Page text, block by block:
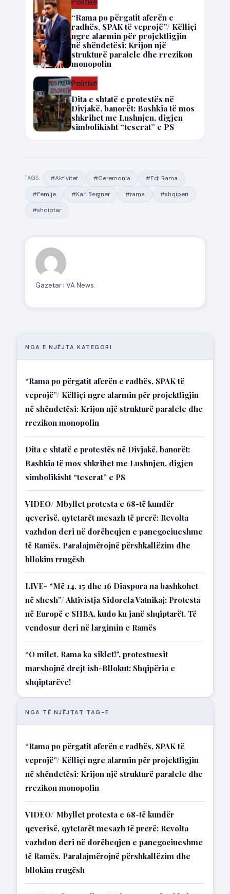
“Rama po përgatit aferën e
radhës, SPAK të veprojë”/ Këlliçi
ngre alarmin për projektligjin
në shëndetësi: Krijon një
strukturë paralele dhe rrezikon
monopolin
Politikë
Dita e shtatë e protestës në
Divjakë, banorët: Bashkia të mos
shkrihet me Lushnjen, digjen
simbolikisht “teserat” e PS
TAGS: #Aktivitet #Ceremonia #Edi Rama
#Femije #Karl Bergner #rama #shqiperi
#shqiptar
Gazetar i VA News.
NGA E NJËJTA KATEGORI
“Rama po përgatit aferën e radhës, SPAK të
veprojë”/ Këlliçi ngre alarmin për projektligjin
në shëndetësi: Krijon një strukturë paralele dhe
rrezikon monopolin
Dita e shtatë e protestës në Divjakë, banorët:
Bashkia të mos shkrihet me Lushnjen, digjen
simbolikisht “teserat” e PS
VIDEO/ Mbyllet protesta e 68-të kundër
qeverisë, qytetarët mesazh të prerë: Revolta
vazhdon deri në dorëheqjen e panegociueshme
të Ramës. Paralajmërojnë përshkallëzim dhe
bllokim rrugësh
LIVE- “Më 14, 15 dhe 16 Diaspora na bashkohet
në shesh”/ Aktivistja Sidorela Vatnikaj: Protesta
në Europë e SHBA, kudo ku janë shqiptarët. Të
vendosur deri në largimin e Ramës
“O milet, Rama ka siklet!”, protestuesit
marshojnë drejt ish-Bllokut: Shqipëria e
shqiptarëve!
NGA TË NJËJTAT TAG-E
“Rama po përgatit aferën e radhës, SPAK të
veprojë”/ Këlliçi ngre alarmin për projektligjin
në shëndetësi: Krijon një strukturë paralele dhe
rrezikon monopolin
VIDEO/ Mbyllet protesta e 68-të kundër
qeverisë, qytetarët mesazh të prerë: Revolta
vazhdon deri në dorëheqjen e panegociueshme
të Ramës. Paralajmërojnë përshkallëzim dhe
bllokim rrugësh